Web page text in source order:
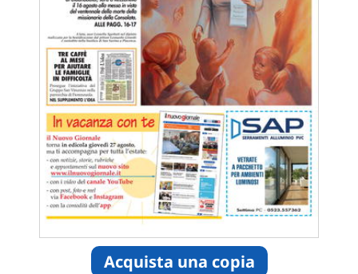
Acquista una copia